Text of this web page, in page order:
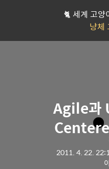
🐈 세계 고
냥체
Agile과
2011. 4. 22.